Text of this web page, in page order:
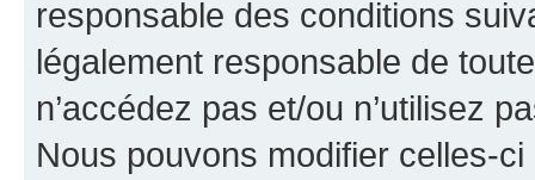
responsable des conditions
légalement responsable de
n’accédez pas et/ou n’utilisez
Nous pouvons modifier celles-